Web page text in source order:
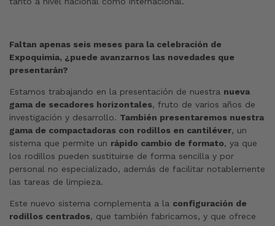
Faltan apenas seis meses para la celebración de
Expoquimia, ¿puede avanzarnos las novedades que
presentarán?
Estamos trabajando en la presentación de nuestra nueva
gama de secadores horizontales, fruto de varios años de
investigación y desarrollo. También presentaremos nuestra
gama de compactadoras con rodillos en cantiléver, un
sistema que permite un rápido cambio de formato, ya que
los rodillos pueden sustituirse de forma sencilla y por
personal no especializado, además de facilitar notablemente
las tareas de limpieza.
Este nuevo sistema complementa a la configuración de
rodillos centrados, que también fabricamos, y que ofrece